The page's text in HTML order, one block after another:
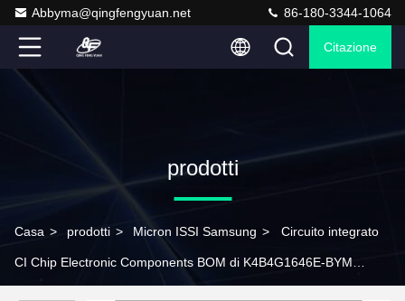
Abbyma@qingfengyuan.net 86-180-3344-1064
Citazione
prodotti
Casa > prodotti > Micron ISSI Samsung > Circuito integrato
CI Chip Electronic Components BOM di K4B4G1646E-BYM